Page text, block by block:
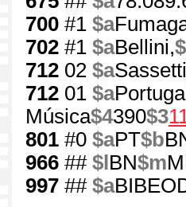
700 #1 $a
702 #1 $aBellini,
712 02 $a
712 01 $a
Música$4390$3
801 #0 $aPT$b
966 ## $l BN$m
997 ## $a